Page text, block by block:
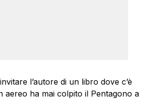
l’autore di un libro dove c’è
aereo ha mai colpito il Pentagono a